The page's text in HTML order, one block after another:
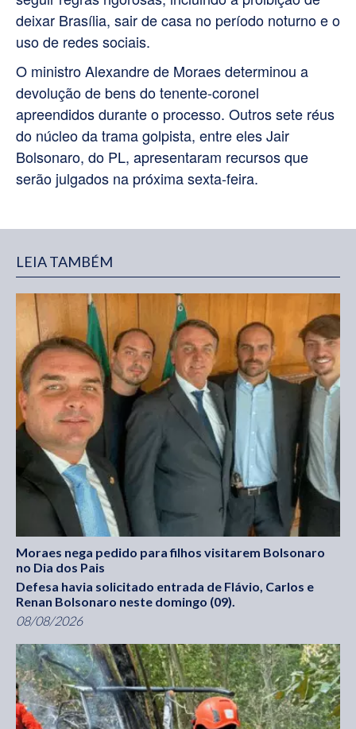
deixar Brasília, sair de casa no período noturno e o
uso de redes sociais.
O ministro Alexandre de Moraes determinou a
devolução de bens do tenente-coronel
apreendidos durante o processo. Outros sete réus
do núcleo da trama golpista, entre eles Jair
Bolsonaro, do PL, apresentaram recursos que
serão julgados na próxima sexta-feira.
LEIA TAMBÉM
Moraes nega pedido para filhos visitarem Bolsonaro
no Dia dos Pais
Defesa havia solicitado entrada de Flávio, Carlos e
Renan Bolsonaro neste domingo (09).
08/08/2026